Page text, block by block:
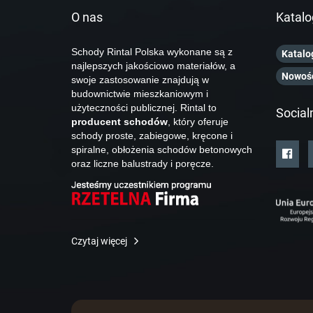
O nas
Schody Rintal Polska wykonane są z
najlepszych jakościowo materiałów, a
swoje zastosowanie znajdują w
budownictwie mieszkaniowym i
użyteczności publicznej. Rintal to
producent schodów , który oferuje
schody proste, zabiegowe, kręcone i
spiralne, obłożenia schodów betonowych
oraz liczne balustrady i poręcze.
Czytaj więcej